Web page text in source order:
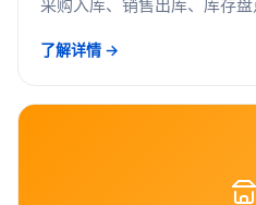
采购入库、销售出库、库存
了解详情 →